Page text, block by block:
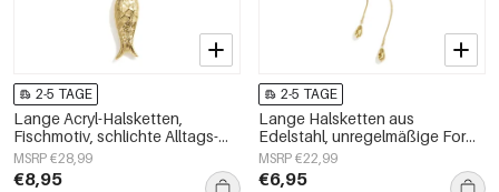
2-5 TAGE
Lange Acryl-Halsketten,
Fischmotiv, schlichte Alltags-
Serie, Damenschmuck
MSRP €28,99
€8,95
2-5 TAGE
Lange Halsketten aus
Edelstahl, unregelmäßige Form,
schlichte Alltags-Serie,
Damenschmuck
MSRP €22,99
€6,95